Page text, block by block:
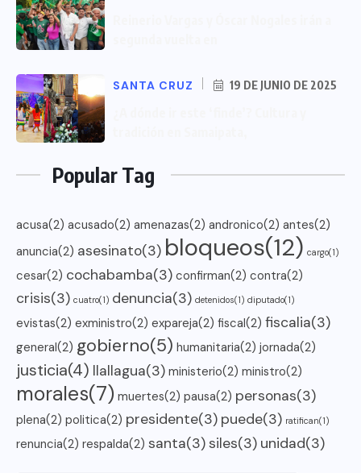
SANTA CRUZ 19 DE JUNIO DE 2025
Popular Tag
acusa(2) acusado(2) amenazas(2) andronico(2) antes(2)
anuncia(2) asesinato(3) bloqueos(12) cargo(1)
cesar(2) cochabamba(3) confirman(2) contra(2)
crisis(3) cuatro(1) denuncia(3) detenidos(1) diputado(1)
evistas(2) exministro(2) expareja(2) fiscal(2) fiscalia(3)
general(2) gobierno(5) humanitaria(2) jornada(2)
justicia(4) llallagua(3) ministerio(2) ministro(2)
morales(7) muertes(2) pausa(2) personas(3)
plena(2) politica(2) presidente(3) puede(3) ratifican(1)
renuncia(2) respalda(2) santa(3)siles(3) unidad(3)